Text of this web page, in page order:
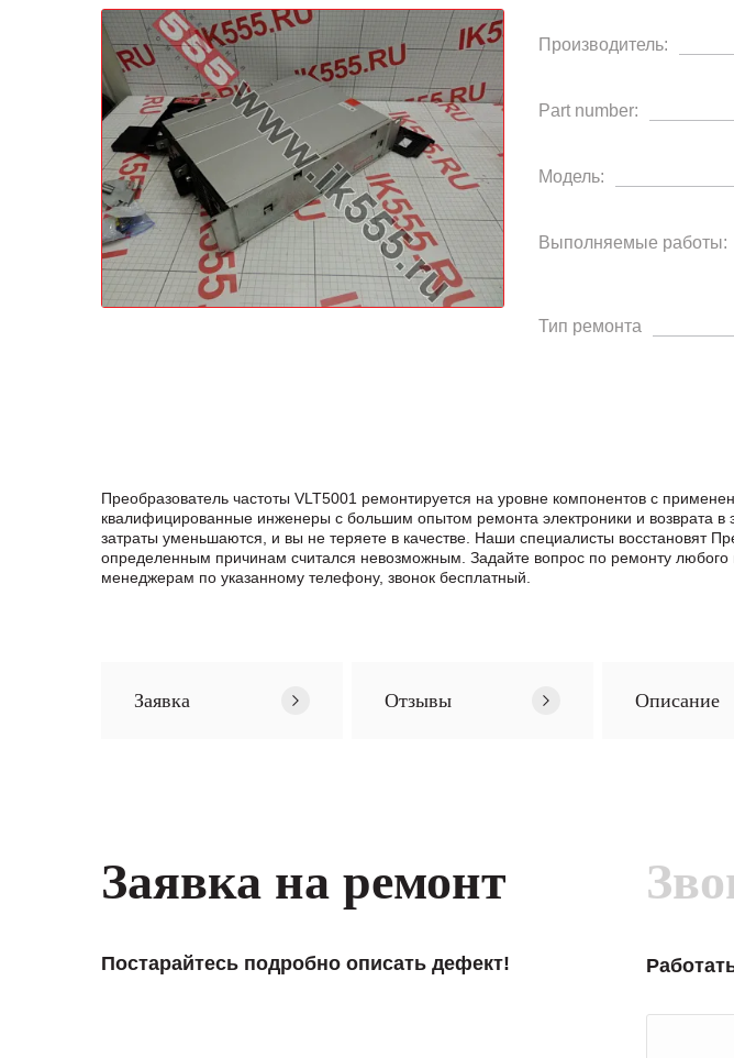
Производитель:
Part number:
Модель:
Выполняемые работы:
Тип ремонта
Преобразователь частоты VLT5001 ремонтируется на уровне компонентов с
квалифицированные инженеры с большим опытом ремонта электроники и возврата
затраты уменьшаются, и вы не теряете в качестве. Наши специалисты восстановят
определенным причинам считался невозможным. Задайте вопрос по ремонту
менеджерам по указанному телефону, звонок бесплатный.
Заявка Отзывы Описание
Заявка на ремонт
Постарайтесь подробно описать дефект!